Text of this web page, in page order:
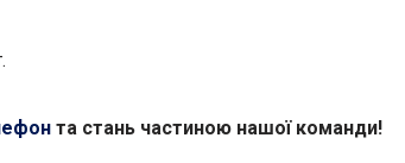
та стань частиною нашої команди!